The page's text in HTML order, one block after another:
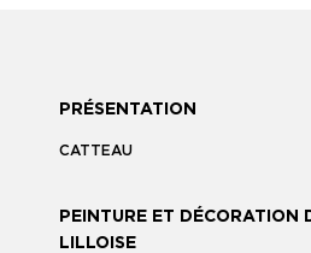
PRÉSENTATION
CATTEAU
PEINTURE ET DÉCORATION
LILLOISE